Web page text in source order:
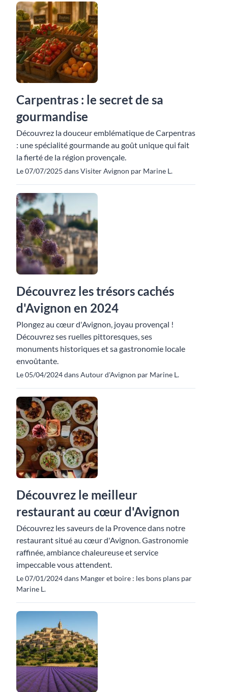
Carpentras : le secret de sa
gourmandise
Découvrez la douceur emblématique de Carpentras
: une spécialité gourmande au goût unique qui fait
la fierté de la région provençale.
Le 07/07/2025 dans Visiter Avignon par Marine L.
Découvrez les trésors cachés
d'Avignon en 2024
Plongez au cœur d'Avignon, joyau provençal !
Découvrez ses ruelles pittoresques, ses
monuments historiques et sa gastronomie locale
envoûtante.
Le 05/04/2024 dans Autour d'Avignon par Marine L.
Découvrez le meilleur
restaurant au cœur d'Avignon
Découvrez les saveurs de la Provence dans notre
restaurant situé au cœur d'Avignon. Gastronomie
raffinée, ambiance chaleureuse et service
impeccable vous attendent.
Le 07/01/2024 dans Manger et boire : les bons plans par
Marine L.